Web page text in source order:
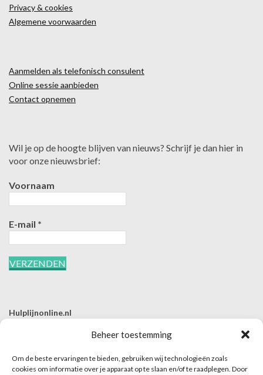
Beheer toestemming
Om de beste ervaringen te bieden, gebruiken wij technologieën zoals
cookies om informatie over je apparaat op te slaan en/of te raadplegen. Door
Privacy & cookies
Algemene voorwaarden
Aanmelden als telefonisch consulent
Online sessie aanbieden
Contact opnemen
Wil je op de hoogte blijven van nieuws? Schrijf je dan hier in
voor onze nieuwsbrief:
Voornaam
E-mail *
Hulplijnonline.nl
E | info@hulplijnonline.nl
Contactformulier